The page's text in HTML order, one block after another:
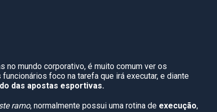
no mundo corporativo, é muito comum ver os
foco na tarefa que irá executar, e diante
das apostas esportivas.
ramo, normalmente possui uma rotina de execução,